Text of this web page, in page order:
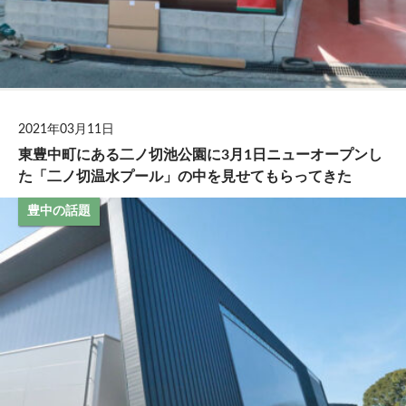
2021年03月11日
東豊中町にある二ノ切池公園に3月1日ニューオープンし
た「二ノ切温水プール」の中を見せてもらってきた
豊中の話題